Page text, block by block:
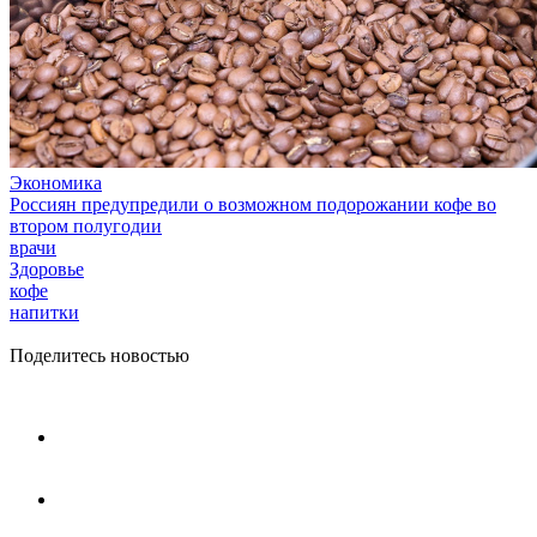
Экономика
Россиян предупредили о возможном подорожании кофе во
втором полугодии
врачи
Здоровье
кофе
напитки
Поделитесь новостью